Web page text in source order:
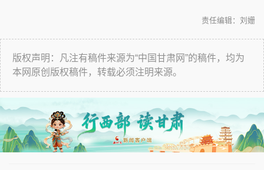
责任编辑：刘姗
版权声明：凡注有稿件来源为“中国甘肃网”的稿件，均为
本网原创版权稿件，转载必须注明来源。